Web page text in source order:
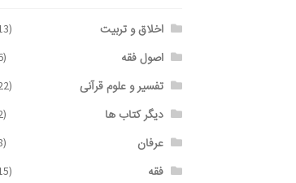
اخلاق و تربیت (13)
اصول فقه (6)
تفسیر و علوم قرآنی (22)
دیگر کتاب ها (2)
عرفان (8)
فقه (15)